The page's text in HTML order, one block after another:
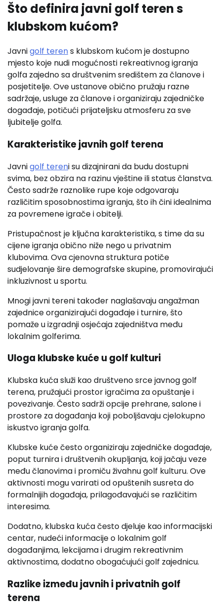
Što definira javni golf teren s
klubskom kućom?
Javnigolf terens klubskom kućom je dostupno
mjesto koje nudi mogućnosti rekreativnog igranja
golfa zajedno sa društvenim središtem za članove i
posjetitelje. Ove ustanove obično pružaju razne
sadržaje, usluge za članove i organiziraju zajedničke
događaje, potičući prijateljsku atmosferu za sve
ljubitelje golfa.
Karakteristike javnih golf terena
Javnigolf tereni su dizajnirani da budu dostupni
svima, bez obzira na razinu vještine ili status članstva.
Često sadrže raznolike rupe koje odgovaraju
različitim sposobnostima igranja, što ih čini idealnima
za povremene igrače i obitelji.
Pristupačnost je ključna karakteristika, s time da su
cijene igranja obično niže nego u privatnim
klubovima. Ova cjenovna struktura potiče
sudjelovanje šire demografske skupine, promovirajući
inkluzivnost u sportu.
Mnogi javni tereni također naglašavaju angažman
zajednice organizirajući događaje i turnire, što
pomaže u izgradnji osjećaja zajedništva među
lokalnim golferima.
Uloga klubske kuće u golf kulturi
Klubska kuća služi kao društveno srce javnog golf
terena, pružajući prostor igračima za opuštanje i
povezivanje. Često sadrži opcije prehrane, salone i
prostore za događanja koji poboljšavaju cjelokupno
iskustvo igranja golfa.
Klubske kuće često organiziraju zajedničke događaje,
poput turnira i društvenih okupljanja, koji jačaju veze
među članovima i promiču živahnu golf kulturu. Ove
aktivnosti mogu varirati od opuštenih susreta do
formalnijih događaja, prilagođavajući se različitim
interesima.
Dodatno, klubska kuća često djeluje kao informacijski
centar, nudeći informacije o lokalnim golf
događanjima, lekcijama i drugim rekreativnim
aktivnostima, dodatno obogaćujući golf zajednicu.
Razlike između javnih i privatnih golf
terena